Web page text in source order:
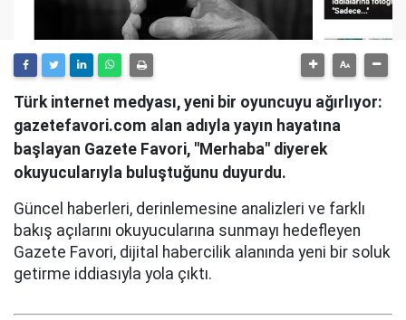
Türk internet medyası, yeni bir oyuncuyu ağırlıyor:
gazetefavori.com alan adıyla yayın hayatına
başlayan Gazete Favori, "Merhaba" diyerek
okuyucularıyla buluştuğunu duyurdu.
Güncel haberleri, derinlemesine analizleri ve farklı
bakış açılarını okuyucularına sunmayı hedefleyen
Gazete Favori, dijital habercilik alanında yeni bir soluk
getirme iddiasıyla yola çıktı.